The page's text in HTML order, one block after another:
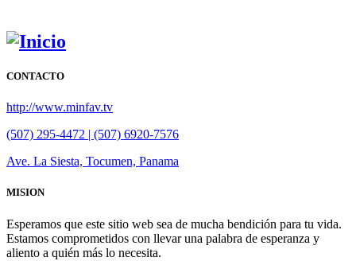
CONTACTO
http://www.minfav.tv
(507) 295-4472 | (507) 6920-7576
Ave. La Siesta, Tocumen, Panama
MISION
Esperamos que este sitio web sea de mucha bendición para tu vida.
Estamos comprometidos con llevar una palabra de esperanza y
aliento a quién más lo necesita.